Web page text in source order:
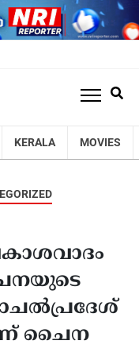
KERALA MOVIES
ചൈന